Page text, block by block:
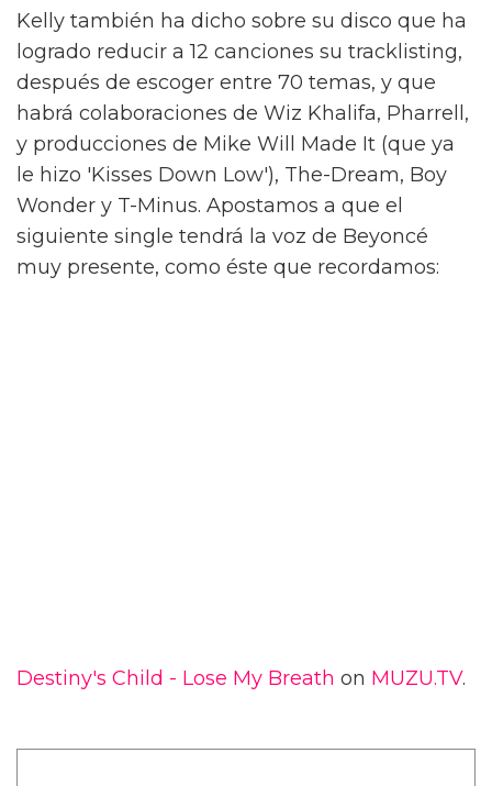
Kelly también ha dicho sobre su disco que ha
logrado reducir a 12 canciones su tracklisting,
después de escoger entre 70 temas, y que
habrá colaboraciones de Wiz Khalifa, Pharrell,
y producciones de Mike Will Made It (que ya
le hizo 'Kisses Down Low'), The-Dream, Boy
Wonder y T-Minus. Apostamos a que el
siguiente single tendrá la voz de Beyoncé
muy presente, como éste que recordamos:
Destiny's Child - Lose My Breath on MUZU.TV.